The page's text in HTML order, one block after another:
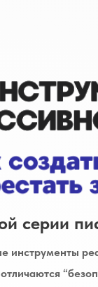
инструменты
серии